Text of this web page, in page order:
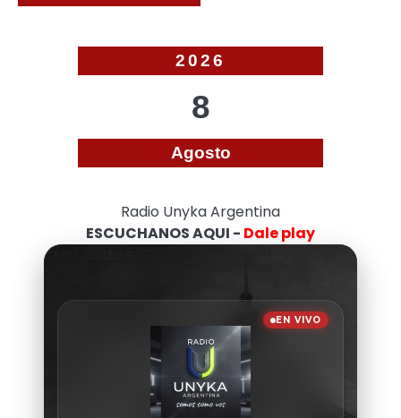
2026
8
Agosto
Radio Unyka Argentina
ESCUCHANOS AQUI - Dale play